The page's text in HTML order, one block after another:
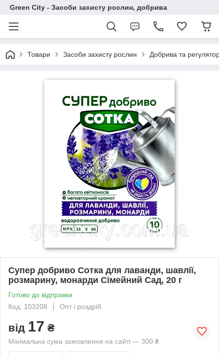
Green City - Засоби захисту рослин, добрива
Товари Засоби захисту рослин Добрива та
Супер добриво Сотка для лаванди, шавлії,
розмарину, монарди Сімейний Сад, 20 г
Готово до відправки
Код: 103208
Опт і роздріб
від 17 ₴
Мінімальна сума замовлення на сайті — 300 ₴